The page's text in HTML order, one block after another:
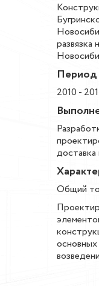
развязка
Период
2010 -
Общий